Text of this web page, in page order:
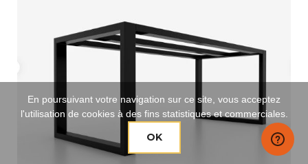
En poursuivant votre navigation sur ce site, vous acceptez
l'utilisation de cookies à des fins statistiques et commerciales.
OK